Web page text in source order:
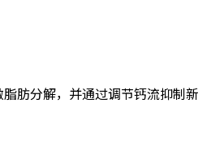
肪分解， 并通过调节钙流抑制新